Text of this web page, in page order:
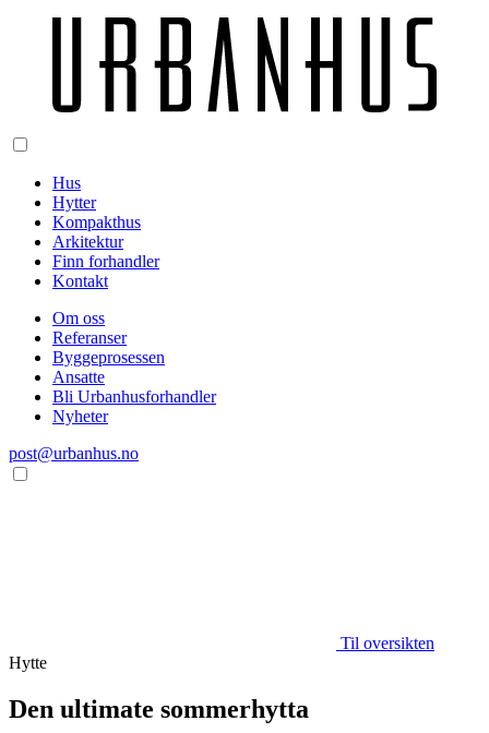
Hus
Hytter
Kompakthus
Arkitektur
Finn forhandler
Kontakt
Om oss
Referanser
Byggeprosessen
Ansatte
Bli Urbanhusforhandler
Nyheter
post@urbanhus.no
Til oversikten
Hytte
Den ultimate sommerhytta